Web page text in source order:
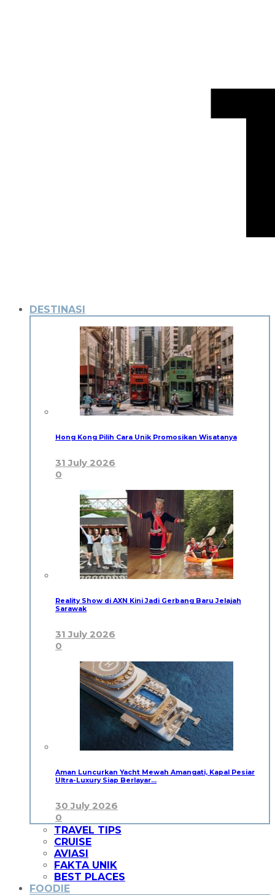
DESTINASI
Hong Kong Pilih Cara Unik Promosikan Wisatanya
31 July 2026
0
Reality Show di AXN Kini Jadi Gerbang Baru Jelajah
Sarawak
31 July 2026
0
Aman Luncurkan Yacht Mewah Amangati, Kapal Pesiar
Ultra-Luxury Siap Berlayar…
30 July 2026
0
TRAVEL TIPS
CRUISE
AVIASI
FAKTA UNIK
BEST PLACES
FOODIE